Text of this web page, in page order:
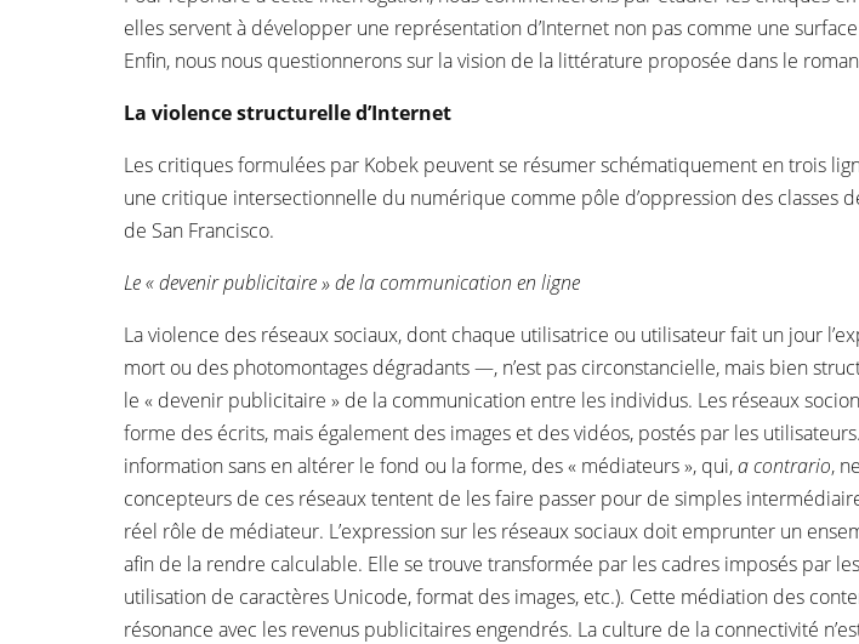
elles servent à développer une représentation d’Internet non pas comme une
Enfin, nous nous questionnerons sur la vision de la littérature proposée dans le
La violence structurelle d’Internet
Les critiques formulées par Kobek peuvent se résumer schématiquement en trois
une critique intersectionnelle du numérique comme pôle d’oppression des classes
de San Francisco.
Le « devenir publicitaire » de la communication en ligne
La violence des réseaux sociaux, dont chaque utilisatrice ou utilisateur fait un jour
mort ou des photomontages dégradants —, n’est pas circonstancielle, mais bien
le « devenir publicitaire » de la communication entre les individus. Les réseaux
forme des écrits, mais également des images et des vidéos, postés par les
information sans en altérer le fond ou la forme, des « médiateurs », qui,a contrario,
concepteurs de ces réseaux tentent de les faire passer pour de simples
réel rôle de médiateur. L’expression sur les réseaux sociaux doit emprunter un
afin de la rendre calculable. Elle se trouve transformée par les cadres imposés par
utilisation de caractères Unicode, format des images, etc.). Cette médiation des
résonance avec les revenus publicitaires engendrés. La culture de la connectivité